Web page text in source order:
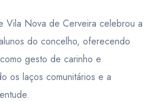
Vila Nova de Cerveira celebrou a
do concelho, oferecendo
gesto de carinho e
os laços comunitários e a